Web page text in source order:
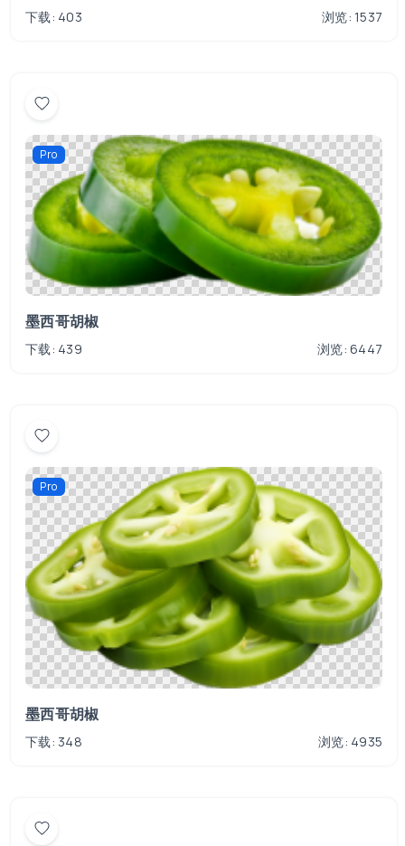
下载: 403 浏览: 1537
Pro
墨西哥胡椒
下载: 439 浏览: 6447
Pro
墨西哥胡椒
下载: 348 浏览: 4935